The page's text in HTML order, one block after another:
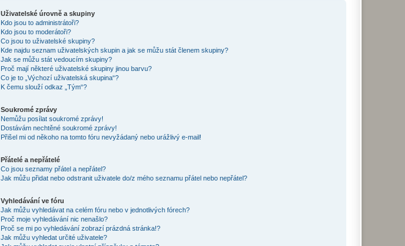
Uživatelské úrovně a skupiny
Kdo jsou to administrátoři?
Kdo jsou to moderátoři?
Co jsou to uživatelské skupiny?
Kde najdu seznam uživatelských skupin a jak se můžu stát členem skupiny?
Jak se můžu stát vedoucím skupiny?
Proč mají některé uživatelské skupiny jinou barvu?
Co je to „Výchozí uživatelská skupina“?
K čemu slouží odkaz „Tým“?
Soukromé zprávy
Nemůžu posílat soukromé zprávy!
Dostávám nechtěné soukromé zprávy!
Přišel mi od někoho na tomto fóru nevyžádaný nebo urážlivý e-mail!
Přátelé a nepřátelé
Co jsou seznamy přátel a nepřátel?
Jak můžu přidat nebo odstranit uživatele do/z mého seznamu přátel nebo nepřátel?
Vyhledávání ve fóru
Jak můžu vyhledávat na celém fóru nebo v jednotlivých fórech?
Proč moje vyhledávání nic nenašlo?
Proč se mi po vyhledávání zobrazí prázdná stránka!?
Jak můžu vyhledat určité uživatele?